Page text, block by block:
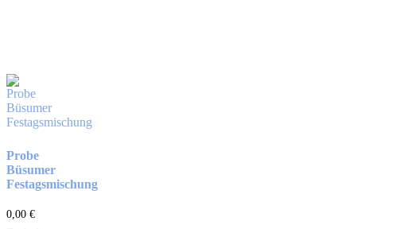
Probe
Büsumer
Festagsmischung
0,00 €